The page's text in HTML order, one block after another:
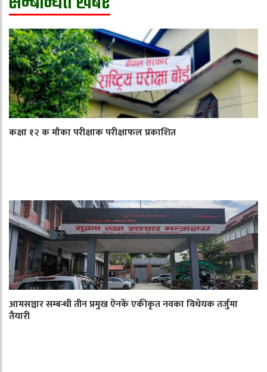
कक्षा १२ क मौका परीक्षाक परीक्षाफल प्रकाशित
आमसञ्चार सम्बन्धी तीन प्रमुख ऐनकेँ एकीकृत नवका विधेयक तर्जुमा
तैयारी